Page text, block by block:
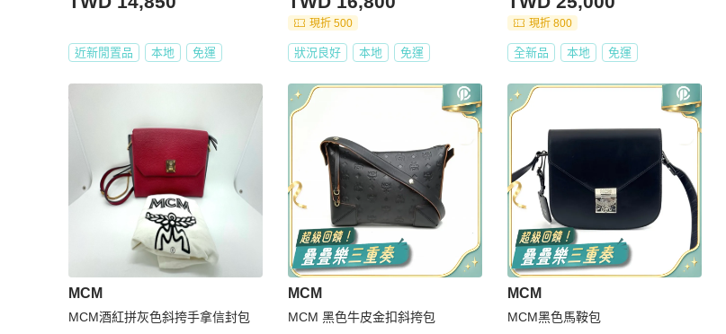
近新閒置品 本地 免運
現折 500
狀況良好 本地 免運
現折 800
全新品 本地 免運
MCM
MCM酒紅拼灰色斜挎手拿信封包
MCM
MCM 黑色牛皮金扣斜挎包
MCM
MCM黑色馬鞍包